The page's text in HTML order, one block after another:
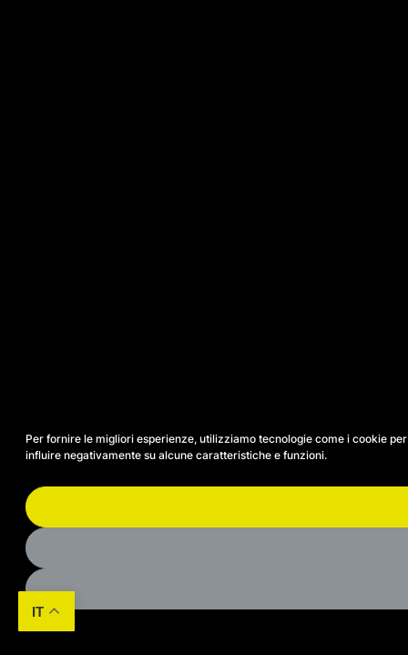
Per fornire le migliori esperienze, utilizziamo tecnologie come i cookie
influire negativamente su alcune caratteristiche e funzioni.
IT